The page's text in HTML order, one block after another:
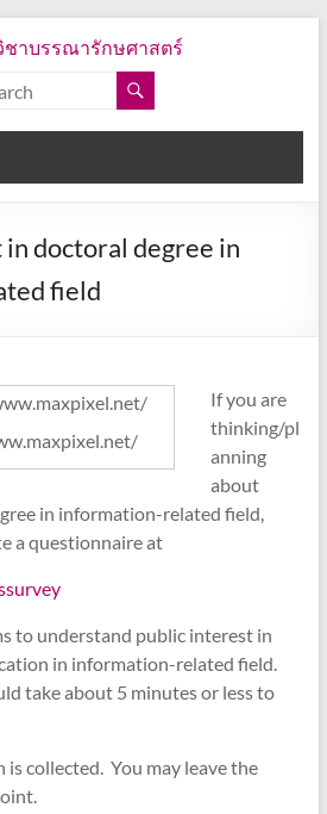
ศาสตร์
doctoral degree in
field
If you are
thinking/pl
anning
about
in information-related field,
a questionnaire at
to understand public interest in
in information-related field.
take about 5 minutes or less to
collected. You may leave the